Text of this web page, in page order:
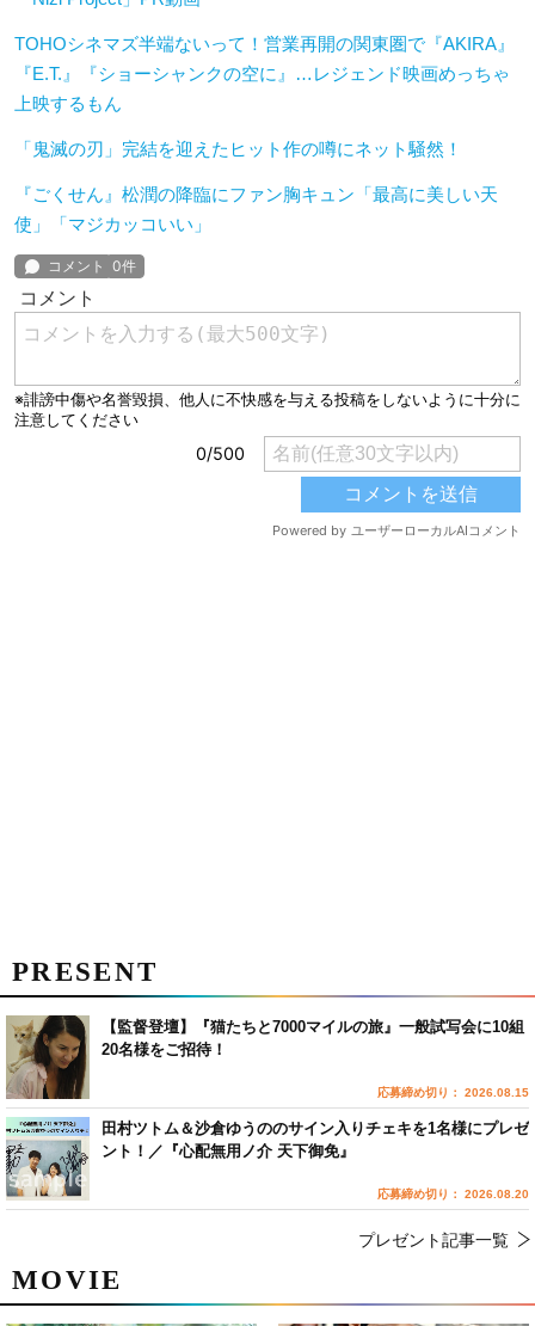
TOHOシネマズ半端ないって！営業再開の関東圏で『AKIRA』
『E.T.』『ショーシャンクの空に』…レジェンド映画めっちゃ
上映するもん
「鬼滅の刃」完結を迎えたヒット作の噂にネット騒然！
『ごくせん』松潤の降臨にファン胸キュン「最高に美しい天
使」「マジカッコいい」
MOVIE
PRESENT
【監督登壇】『猫たちと7000マイルの旅』一般試写会に10組
20名様をご招待！
応募締め切り： 2026.08.15
田村ツトム＆沙倉ゆうののサイン入りチェキを1名様にプレゼ
ント！／『心配無用ノ介 天下御免』
応募締め切り： 2026.08.20
プレゼント記事一覧